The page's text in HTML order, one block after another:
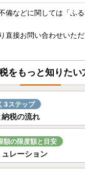
請書が送付されるため
かじめご了承ください
ージ
寄附」であるため、申
ん。申込の際は、申込
くご確認の上、申込を
マ製品について
ーから直送しているた
しておりません。かわ
備などに関しては「ふ
直接お問い合わせいた
をもっと知りたい
3ステップ
税の流れ
額の限度額と目安
レーション